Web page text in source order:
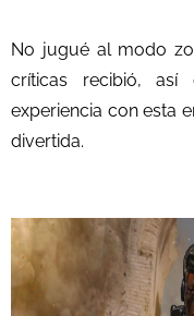
No jugué al modo
críticas recibió,
experiencia con esta
divertida.